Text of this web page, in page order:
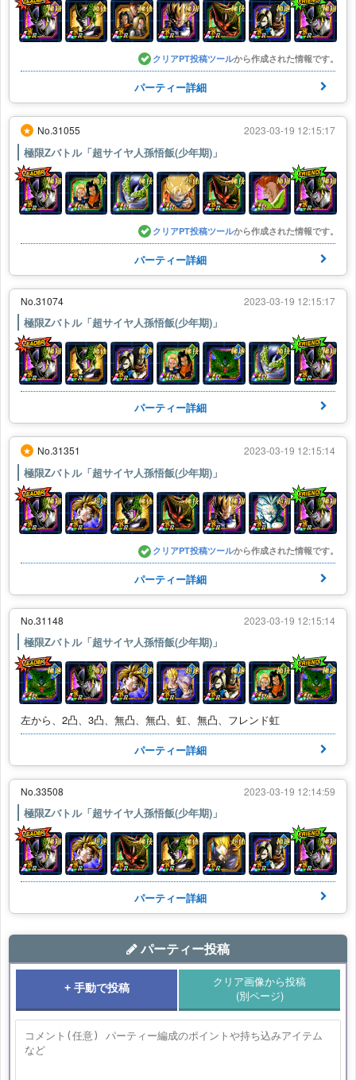
クリアPT投稿ツールから作成された情報です。
パーティー詳細
★ No.31055 2023-03-19 12:15:17
極限Zバトル「超サイヤ人孫悟飯(少年期)」
クリアPT投稿ツールから作成された情報です。
パーティー詳細
No.31074 2023-03-19 12:15:17
極限Zバトル「超サイヤ人孫悟飯(少年期)」
パーティー詳細
★ No.31351 2023-03-19 12:15:14
極限Zバトル「超サイヤ人孫悟飯(少年期)」
クリアPT投稿ツールから作成された情報です。
パーティー詳細
No.31148 2023-03-19 12:15:14
極限Zバトル「超サイヤ人孫悟飯(少年期)」
左から、2凸、3凸、無凸、無凸、虹、無凸、フレンド虹
パーティー詳細
No.33508 2023-03-19 12:14:59
極限Zバトル「超サイヤ人孫悟飯(少年期)」
パーティー詳細
パーティー投稿
+ 手動で投稿
クリア画像から投稿
(別ページ)